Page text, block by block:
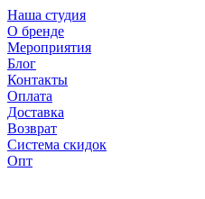
Наша студия
О бренде
Мероприятия
Блог
Контакты
Оплата
Доставка
Возврат
Система скидок
Опт